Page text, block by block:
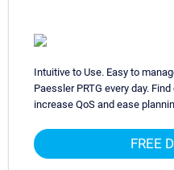
Intuitive to Use. Easy to
Paessler PRTG every day.
increase QoS and ease
FREE